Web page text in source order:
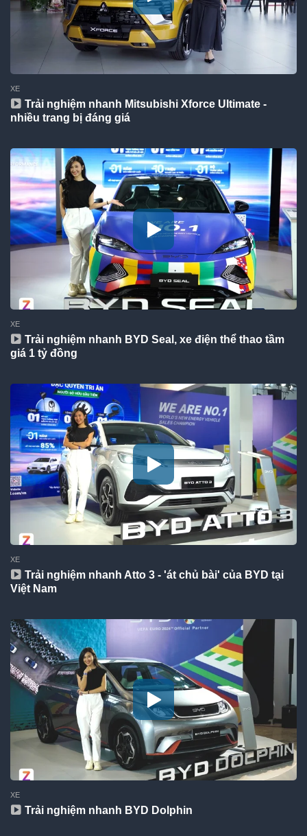
XE
Trải nghiệm nhanh Mitsubishi Xforce Ultimate -
nhiều trang bị đáng giá
XE
Trải nghiệm nhanh BYD Seal, xe điện thể thao tầm
giá 1 tỷ đồng
XE
Trải nghiệm nhanh Atto 3 - 'át chủ bài' của BYD tại
Việt Nam
XE
Trải nghiệm nhanh BYD Dolphin